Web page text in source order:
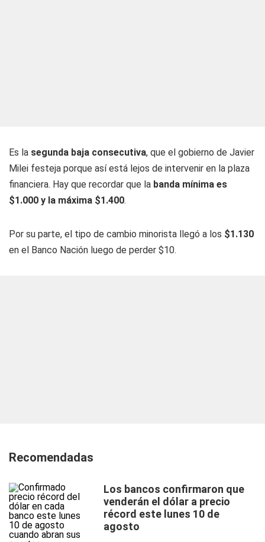
Es la segunda baja consecutiva, que el gobierno de Javier
Milei festeja porque así está lejos de intervenir en la plaza
financiera. Hay que recordar que la banda mínima es
$1.000 y la máxima $1.400.
Por su parte, el tipo de cambio minorista llegó a los $1.130
en el Banco Nación luego de perder $10.
Recomendadas
Los bancos confirmaron que
venderán el dólar a precio
récord este lunes 10 de
agosto